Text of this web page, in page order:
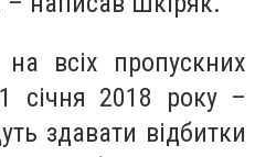
всіх пропускних
січня 2018 року –
здавати відбитки